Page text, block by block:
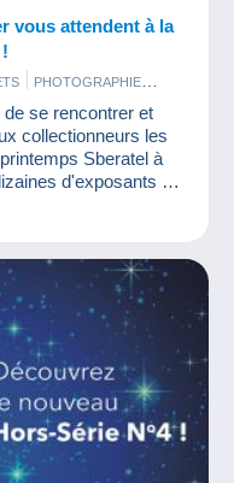
vous attendent à la
PHOTOGRAPHIE
se rencontrer et
collectionneurs les
Sberatel à
d'exposants du